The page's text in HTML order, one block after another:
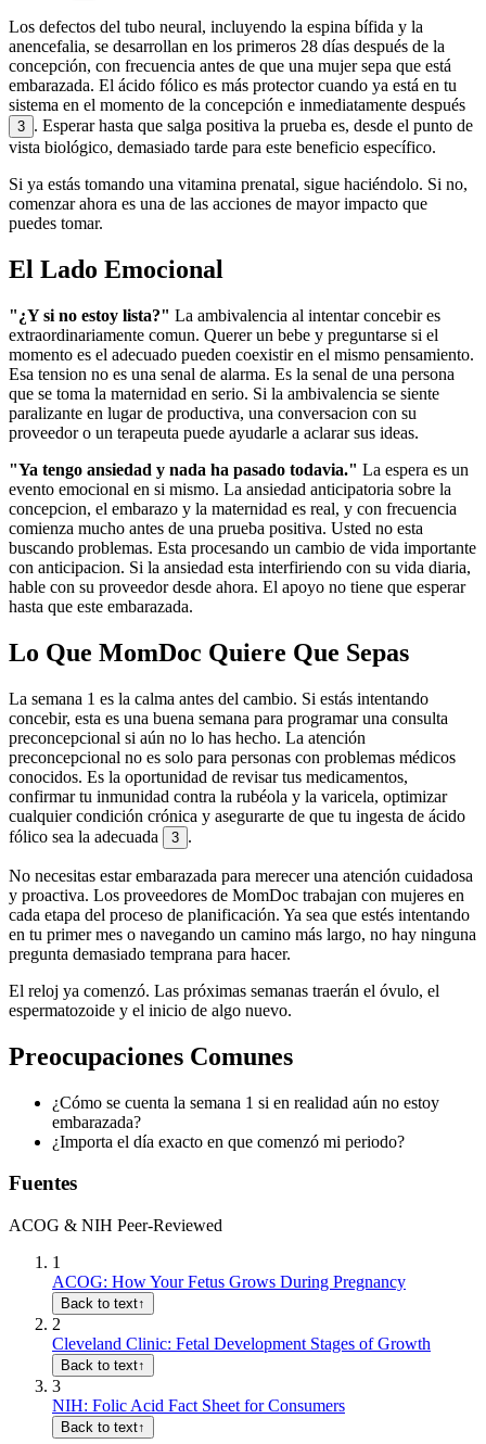
Los defectos del tubo neural, incluyendo la espina bífida y la
anencefalia, se desarrollan en los primeros 28 días después de la
concepción, con frecuencia antes de que una mujer sepa que está
embarazada. El ácido fólico es más protector cuando ya está en tu
sistema en el momento de la concepción e inmediatamente después
3 . Esperar hasta que salga positiva la prueba es, desde el punto de
vista biológico, demasiado tarde para este beneficio específico.
Si ya estás tomando una vitamina prenatal, sigue haciéndolo. Si no,
comenzar ahora es una de las acciones de mayor impacto que
puedes tomar.
El Lado Emocional
"¿Y si no estoy lista?" La ambivalencia al intentar concebir es
extraordinariamente comun. Querer un bebe y preguntarse si el
momento es el adecuado pueden coexistir en el mismo pensamiento.
Esa tension no es una senal de alarma. Es la senal de una persona
que se toma la maternidad en serio. Si la ambivalencia se siente
paralizante en lugar de productiva, una conversacion con su
proveedor o un terapeuta puede ayudarle a aclarar sus ideas.
"Ya tengo ansiedad y nada ha pasado todavia." La espera es un
evento emocional en si mismo. La ansiedad anticipatoria sobre la
concepcion, el embarazo y la maternidad es real, y con frecuencia
comienza mucho antes de una prueba positiva. Usted no esta
buscando problemas. Esta procesando un cambio de vida importante
con anticipacion. Si la ansiedad esta interfiriendo con su vida diaria,
hable con su proveedor desde ahora. El apoyo no tiene que esperar
hasta que este embarazada.
Lo Que MomDoc Quiere Que Sepas
La semana 1 es la calma antes del cambio. Si estás intentando
concebir, esta es una buena semana para programar una consulta
preconcepcional si aún no lo has hecho. La atención
preconcepcional no es solo para personas con problemas médicos
conocidos. Es la oportunidad de revisar tus medicamentos,
confirmar tu inmunidad contra la rubéola y la varicela, optimizar
cualquier condición crónica y asegurarte de que tu ingesta de ácido
fólico sea la adecuada
3 .
No necesitas estar embarazada para merecer una atención cuidadosa
y proactiva. Los proveedores de MomDoc trabajan con mujeres en
cada etapa del proceso de planificación. Ya sea que estés intentando
en tu primer mes o navegando un camino más largo, no hay ninguna
pregunta demasiado temprana para hacer.
El reloj ya comenzó. Las próximas semanas traerán el óvulo, el
espermatozoide y el inicio de algo nuevo.
Preocupaciones Comunes
¿Cómo se cuenta la semana 1 si en realidad aún no estoy
embarazada?
¿Importa el día exacto en que comenzó mi periodo?
Fuentes
ACOG & NIH Peer-Reviewed
1
ACOG: How Your Fetus Grows During Pregnancy
Back to text↑
2
Cleveland Clinic: Fetal Development Stages of Growth
Back to text↑
3
NIH: Folic Acid Fact Sheet for Consumers
Back to text↑